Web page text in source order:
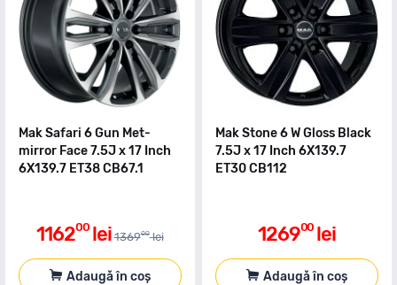
Mak Safari 6 Gun Met-
mirror Face 7.5J x 17 Inch
6X139.7 ET38 CB67.1
116200 lei 136900 lei
Adaugă în coș
Mak Stone 6 W Gloss Black
7.5J x 17 Inch 6X139.7
ET30 CB112
126900 lei
Adaugă în coș